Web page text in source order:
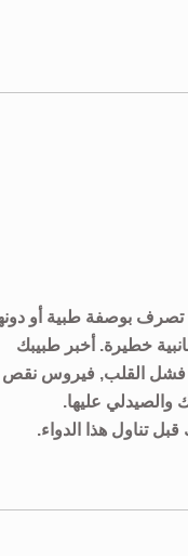
تصرف بوصفة طبية أو
خطيرة. أخبر طبيبك
فشل القلب, فيروس نقص
والصيدلي عليها.
تناول هذا الدواء.